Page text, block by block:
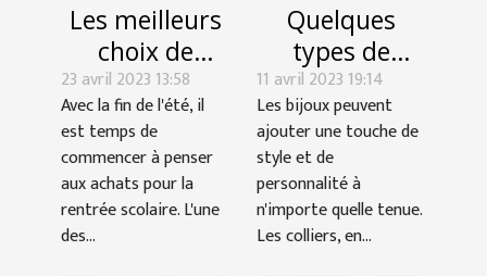
Les meilleurs
choix de
vêtements
pour enfants
pour la
rentrée
scolaire
23 avril 2023 13:58
Avec la fin de l'été, il
est temps de
commencer à penser
aux achats pour la
rentrée scolaire. L'une
des...
Quelques
types de
colliers que
vous pouvez
mettre
11 avril 2023 19:14
Les bijoux peuvent
ajouter une touche de
style et de
personnalité à
n'importe quelle tenue.
Les colliers, en...